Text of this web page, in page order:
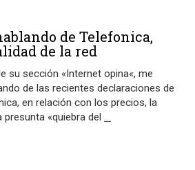
de Telefonica,
de la red
su sección «Internet opina«, me
de las recientes declaraciones de
en relación con los precios, la
presunta «quiebra del …